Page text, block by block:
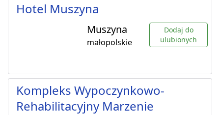
Hotel Muszyna
Muszyna
małopolskie
Dodaj do
ulubionych
Kompleks Wypoczynkowo-
Rehabilitacyjny Marzenie